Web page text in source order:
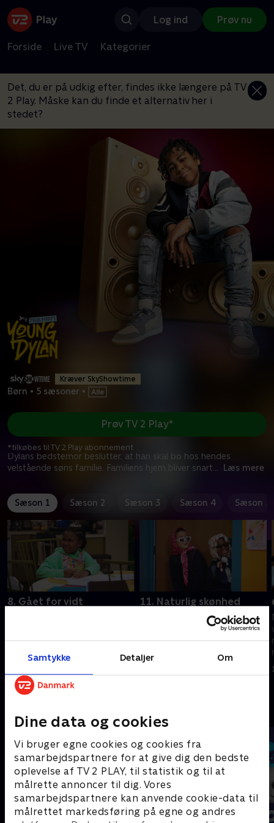
Samtykke Detaljer Om
Dine data og cookies
Vi bruger egne cookies og cookies fra
samarbejdspartnere for at give dig den bedste
oplevelse af TV 2 PLAY, til statistik og til at
målrette annoncer til dig. Vores
samarbejdspartnere kan anvende cookie-data til
målrettet markedsføring på egne og andres
Log ind Prøv nu
Forside Live TV Kategorier
Det, du er på udkig efter, findes ikke længere på TV
2 Play. Måske kan du finde et alternativ her i
stedet?
Kræver SkyShowtime
Børn • 5 sæsoner •
Dylans bedstemor beslutter, at han skal bo hos hendes
velstående søns familie. Familiens hjem bliver snart... Læs mere
Prøv TV 2 Play*
*tilkøbes til TV 2 Play abonnement
Sæson 1 Sæson 2 Sæson 3 Sæson 4 Sæson 5
8. Gået for vidt
hævn over Rebecca, inden hun
11. Naturlig skønhed
Dylan forsøger at hjælpe
Charlie med hans lektier. Dylan
ender i en rap-battle.
15. marts 2023 • 21 min